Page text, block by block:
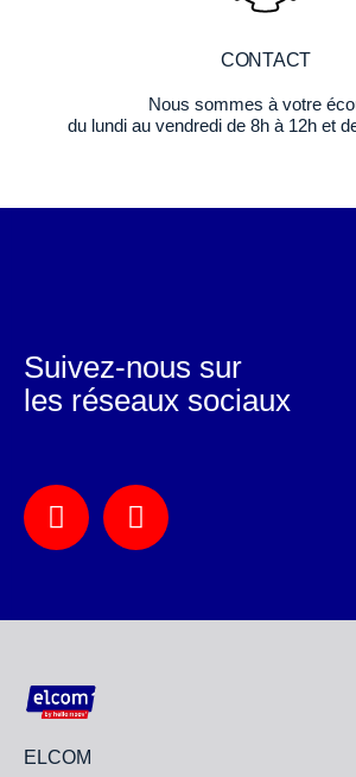
CONTACT
Nous sommes à votre
du lundi au vendredi de 8h à 12h et
ELCOM
Suivez-nous sur
les réseaux sociaux